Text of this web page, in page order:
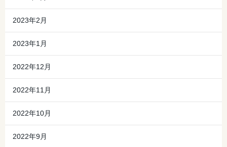
2023年2月
2023年1月
2022年12月
2022年11月
2022年10月
2022年9月